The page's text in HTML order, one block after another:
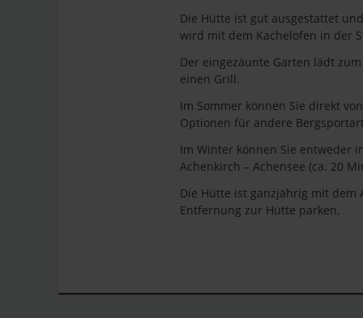
Die Hütte ist gut ausgestattet
wird mit dem Kachelofen in der
Der eingezäunte Garten lädt
einen Grill.
Im Sommer können Sie direkt
Optionen für andere
Im Winter können Sie entweder
Achenkirch – Achensee (ca. 20
Die Hütte ist ganzjährig mit dem
Entfernung zur Hütte parken.